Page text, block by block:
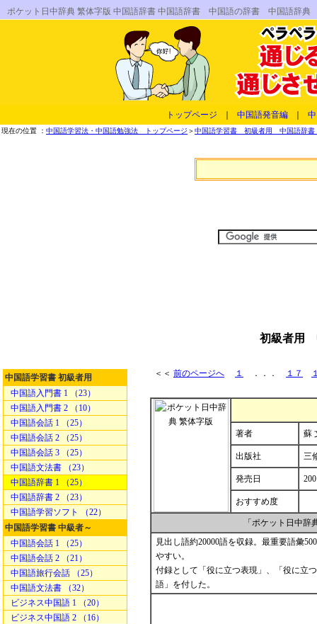
ポケット日中辞典 繁体字版 中国語辞書 中国語辞書 中国語の辞書 中国語
トップページ 中国語発音編
現在の位置 ： 中国語学習法・中国語勉強法 トップページ ＞中国語学習書 初級者用 中国語辞書
初級者用
中国語学習書 初級者用
中国語入門書 1 （23）
中国語入門書 2 （10）
中国語会話 1 （25）
中国語会話 2 （25）
中国語会話 3 （25）
中国語文法書 （23）
中国語辞書 1 （25）
中国語辞書 2 （23）
中国語学習ソフト （22）
中国語学習書 中級者～
中国語会話 1 （25）
中国語会話 2 （21）
中国語旅行会話 （25）
中国語文法書 （32）
ビジネス中国語 1 （20）
ビジネス中国語 2 （16）
＜＜ 前のページへ １ ．．． １７
著者 蘇
出版社 三
発売日
おすすめ度
「ポケット日中
見出し語約20000語を収録。最重要語彙
やすい。
付録として「役に立つ表現」、「役に立
語」を付した。